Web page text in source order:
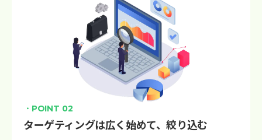
・POINT 02
ターゲティングは広く始めて、絞り込む